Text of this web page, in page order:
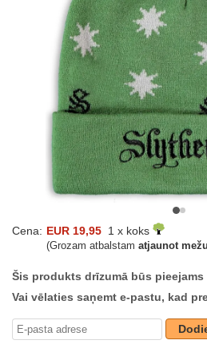
Cena: EUR 19,95 1 x koks
(Grozam atbalstam atjaunot mežu
Šis produkts drīzumā būs
Vai vēlaties saņemt e-pastu, kad